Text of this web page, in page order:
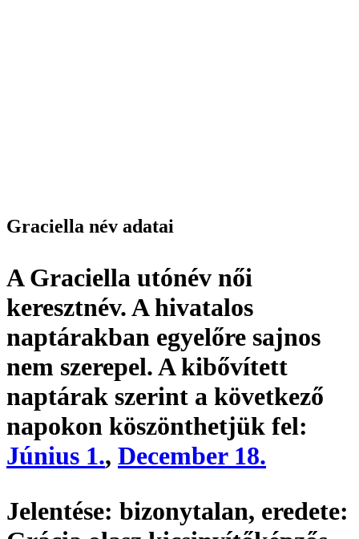
Graciella név adatai
A Graciella utónév női
keresztnév. A hivatalos
naptárakban egyelőre sajnos
nem szerepel. A kibővített
naptárak szerint a következő
napokon köszönthetjük fel:
Június 1., December 18.
Jelentése: bizonytalan, eredete: